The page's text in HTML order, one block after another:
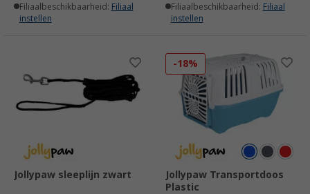
Filiaalbeschikbaarheid: Filiaal
instellen
Filiaalbeschikbaarheid: Filiaal
instellen
Jollypaw sleeplijn zwart
-18%
Jollypaw Transportdoos
Plastic